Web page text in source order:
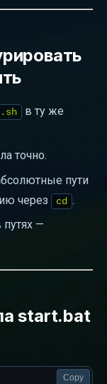
в ту же
точно.
пути
через
cd
.
—
start.bat
Copy